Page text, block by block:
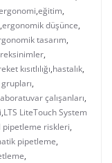
,eğitim,
,ergonomik düşünce,
tasarım,
,
kısıtlılığı,hastalık,
,
çalışanları,
,LTS LiteTouch System
pipetleme riskleri,
pipetleme,
,